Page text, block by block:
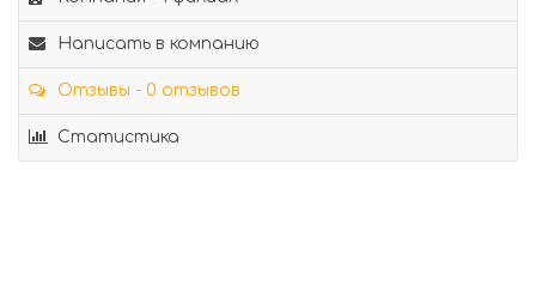
Написать в компанию
Отзывы - 0 отзывов
Статистика